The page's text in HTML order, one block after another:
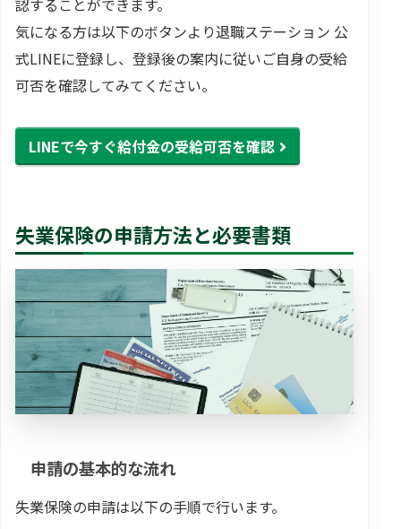
気になる方は以下のボタンより退職ステーション 公
式LINEに登録し、登録後の案内に従いご自身の受給
可否を確認してみてください。
LINEで今すぐ給付金の受給可否を確認
失業保険の申請方法と必要書類
申請の基本的な流れ
失業保険の申請は以下の手順で行います。